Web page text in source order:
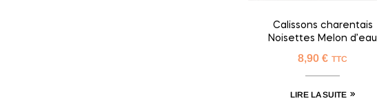
Calissons charentais
Noisettes Melon d’eau
Agrumes | Calisses
8,90 € TTC
LIRE LA SUITE